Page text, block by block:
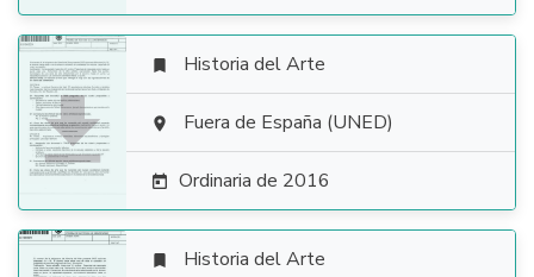

 Historia del Arte
 Fuera de España (UNED)
 Ordinaria de 2016
 Historia del Arte